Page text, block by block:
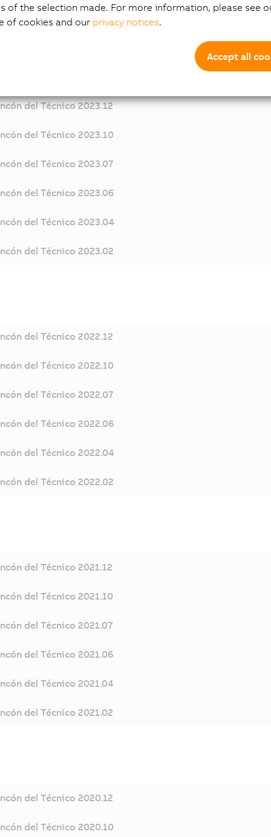
del Técnico 2024.02
del Técnico 2023.12
del Técnico 2023.10
del Técnico 2023.07
del Técnico 2023.06
del Técnico 2023.04
del Técnico 2023.02
del Técnico 2022.12
del Técnico 2022.10
del Técnico 2022.07
del Técnico 2022.06
del Técnico 2022.04
del Técnico 2022.02
del Técnico 2021.12
del Técnico 2021.10
del Técnico 2021.07
del Técnico 2021.06
del Técnico 2021.04
del Técnico 2021.02
del Técnico 2020.12
del Técnico 2020.10
of the selection made. For more information, please see
of cookies and our privacy notices.
Accept all